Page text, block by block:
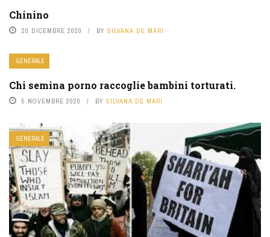
Chinino
20 DICEMBRE 2020 BY SILVANA DE MARI
GENERALE
Chi semina porno raccoglie bambini torturati.
5 NOVEMBRE 2020 BY SILVANA DE MARI
GENERALE